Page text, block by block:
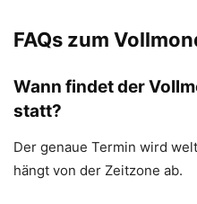
FAQs zum
Wann findet der
statt?
Der genaue Termin wird
hängt von der Zeitzone ab.